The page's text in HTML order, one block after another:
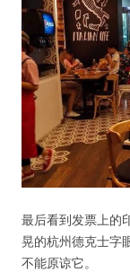
最后看到发票上的
晃的杭州德克士字
不能原谅它。